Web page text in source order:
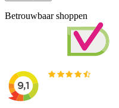
Betrouwbaar shoppen